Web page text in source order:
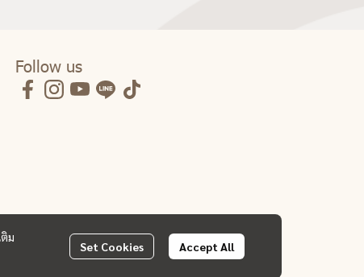
ม
Set Cookies Accept All
Follow us